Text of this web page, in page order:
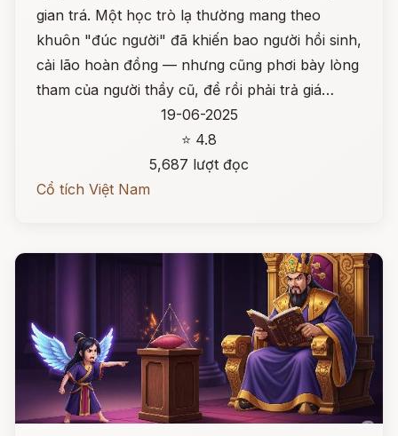
gian trá. Một học trò lạ thường mang theo
khuôn "đúc người" đã khiến bao người hồi sinh,
cải lão hoàn đồng — nhưng cũng phơi bày lòng
tham của người thầy cũ, để rồi phải trả giá…
19-06-2025
⭐ 4.8
5,687 lượt đọc
Cổ tích Việt Nam